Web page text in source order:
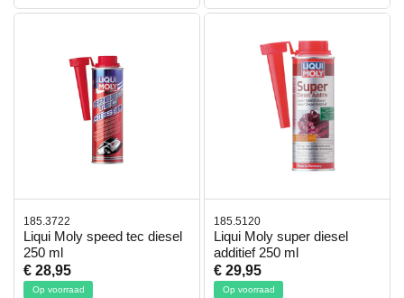
185.3722
Liqui Moly speed tec diesel
250 ml
€ 28,95
Op voorraad
185.5120
Liqui Moly super diesel
additief 250 ml
€ 29,95
Op voorraad